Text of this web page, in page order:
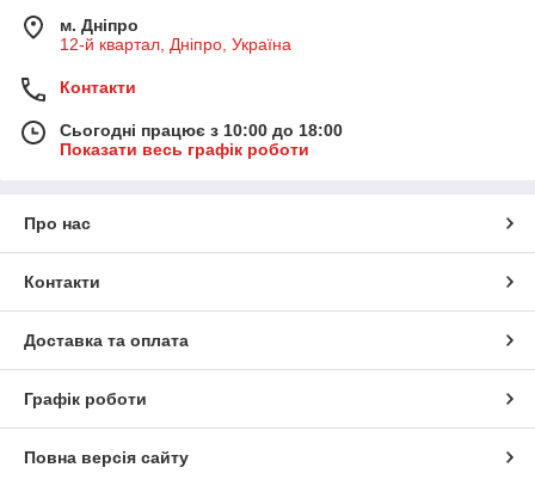
м. Дніпро
12-й квартал, Дніпро, Україна
Контакти
Сьогодні працює з 10:00 до 18:00
Показати весь графік роботи
Про нас
Контакти
Доставка та оплата
Графік роботи
Повна версія сайту